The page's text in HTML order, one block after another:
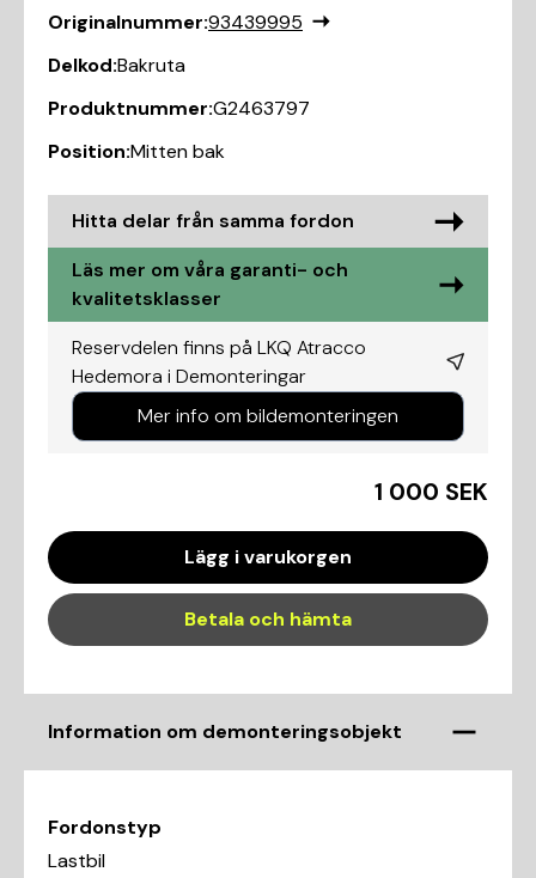
Originalnummer:93439995
Delkod:Bakruta
Produktnummer:G2463797
Position:Mitten bak
Hitta delar från samma fordon
Läs mer om våra garanti- och
kvalitetsklasser
Reservdelen finns på LKQ Atracco
Hedemora i Demonteringar
Mer info om bildemonteringen
1 000 SEK
Lägg i varukorgen
Betala och hämta
Information om demonteringsobjekt
Fordonstyp
Lastbil